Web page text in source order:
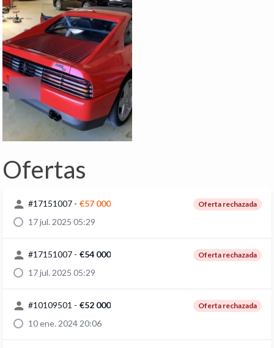
Ofertas
#17151007 - €57 000 Oferta rechazada
17 jul. 2025 05:29
#17151007 - €54 000 Oferta rechazada
17 jul. 2025 05:29
#10109501 - €52 000 Oferta rechazada
10 ene. 2024 20:06